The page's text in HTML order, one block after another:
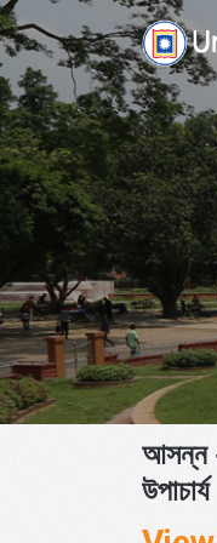
Skip
to
content
আসন্ন